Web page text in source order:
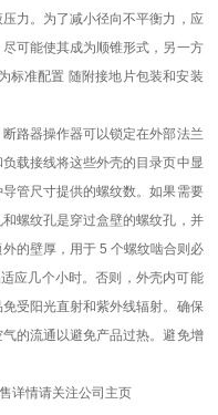
力。为了减小径向不平衡力，应
可能使其成为顺锥形式，另一方
标准配置 随附接地片包装和安装
路器操作器可以锁定在外部法兰
载接线将这些外壳的目录页中显
管尺寸提供的螺纹数。如果需要
螺纹孔是穿过盒壁的螺纹孔，并
的壁厚，用于 5 个螺纹啮合则必
应几个小时。否则，外壳内可能
受阳光直射和紫外线辐射。确保
的流通以避免产品过热。避免增
详情请关注公司主页